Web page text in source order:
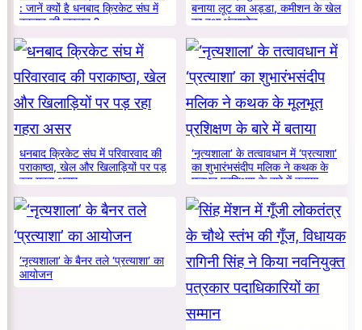
: जानें क्यों है धनबाद क्रिकेट संघ में
बदलाव की जरूरत ?
बनाया लूट का अड्डा, कमीशन के खेल
का हुआ भंडाफोड़
धनबाद क्रिकेट संघ में परिवारवाद की
पराकाष्ठा, खेल और खिलाड़ियों पर पड़
रहा गहरा असर
‘नृत्यशाला’ के तत्वावधान में ‘प्रत्याशा’
का शुभारंभसंदीप मलिक ने कथक के
मूलभूत प्रशिक्षण के बारे में बताया
‘नृत्यशाला’ के बैनर तले ‘प्रत्याशा’ का
आयोजन